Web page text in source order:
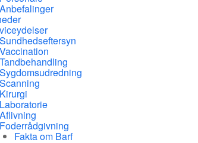
Anbefalinger
Sundhedseftersyn
Vaccination
Tandbehandling
Sygdomsudredning
Scanning
Kirurgi
Laboratorie
Aflivning
Foderrådgivning
Fakta om Barf